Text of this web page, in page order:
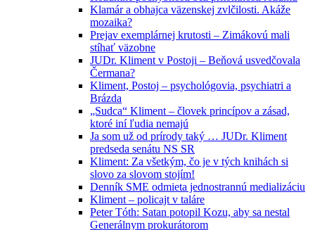
Klamár a obhajca väzenskej zvlčilosti. Akáže
mozaika?
Prejav exemplárnej krutosti – Zimákovú mali
stíhať väzobne
JUDr. Kliment v Postoji – Beňová usvedčovala
Čermana?
Kliment, Postoj – psychológovia, psychiatri a
Brázda
„Sudca“ Kliment – človek princípov a zásad,
ktoré iní ľudia nemajú
Ja som už od prírody taký … JUDr. Kliment
predseda senátu NS SR
Kliment: Za všetkým, čo je v tých knihách si
slovo za slovom stojím!
Denník SME odmieta jednostrannú medializáciu
Kliment – policajt v taláre
Peter Tóth: Satan potopil Kozu, aby sa nestal
Generálnym prokurátorom